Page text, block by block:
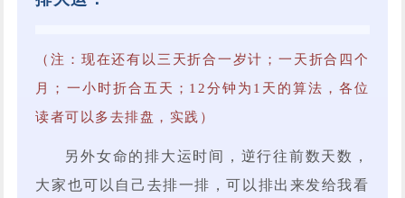
（注：现在还有以三天折合一岁计；一天折合四个
月；一小时折合五天；12分钟为1天的算法，各位
读者可以多去排盘，实践）
另外女命的排大运时间，逆行往前数天数，
大家也可以自己去排一排，可以排出来发给我看